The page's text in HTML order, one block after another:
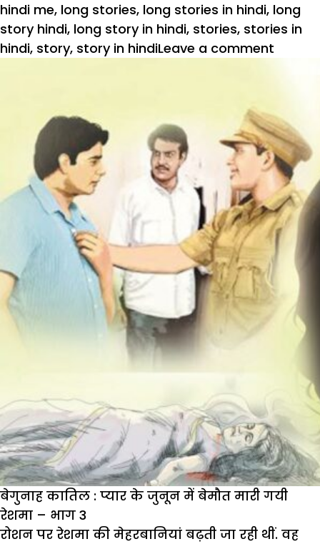
hindi me, long stories, long stories in hindi, long
story hindi, long story in hindi, stories, stories in
hindi, story, story in hindiLeave a comment
बेगुनाह कातिल : प्यार के जुनून में बेमौत मारी गयी
रेशमा – भाग 3
रोशन पर रेशमा की मेहरबानियां बढ़ती जा रही थीं. वह